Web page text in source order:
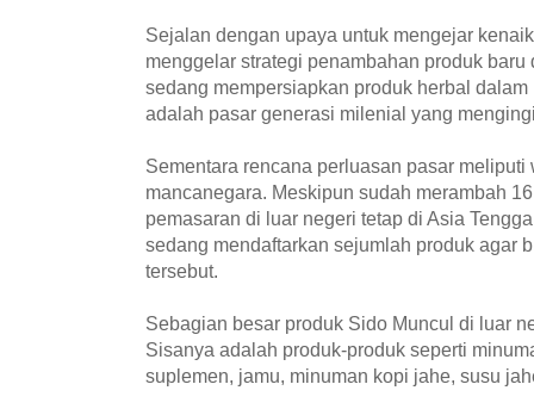
Sejalan dengan upaya untuk mengejar
menggelar strategi penambahan produk
sedang mempersiapkan produk herbal dalam
adalah pasar generasi milenial yang
Sementara rencana perluasan pasar
mancanegara. Meskipun sudah merambah
pemasaran di luar negeri tetap di Asia
sedang mendaftarkan sejumlah produk agar
tersebut.
Sebagian besar produk Sido Muncul di luar
Sisanya adalah produk-produk seperti
suplemen, jamu, minuman kopi jahe, susu